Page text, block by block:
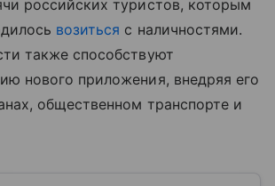
российских туристов, которым
возиться с наличностями.
также способствуют
нового приложения, внедряя его
общественном транспорте и